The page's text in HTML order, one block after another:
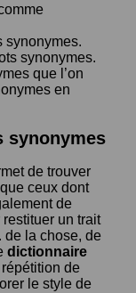
synonymes.
synonymes.
que l’on
en
synonymes
de trouver
ceux dont
de
un trait
de la chose, de
dictionnaire
répétition de
le style de